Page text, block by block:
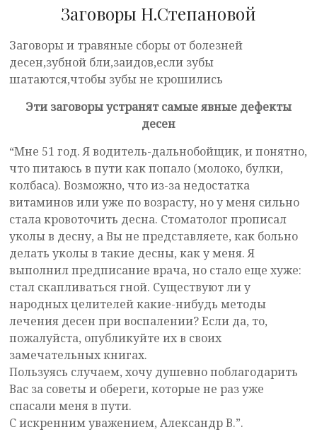
Заговоры Н.Степановой
Заговоры и травяные сборы от болезней
десен,зубной бли,заидов,если зубы
шатаются,чтобы зубы не крошились
Эти заговоры устранят самые явные дефекты
десен
“Мне 51 год. Я водитель-дальнобойщик, и понятно,
что питаюсь в пути как попало (молоко, булки,
колбаса). Возможно, что из-за недостатка
витаминов или уже по возрасту, но у меня сильно
стала кровоточить десна. Стоматолог прописал
уколы в десну, а Вы не представляете, как больно
делать уколы в такие десны, как у меня. Я
выполнил предписание врача, но стало еще хуже:
стал скапливаться гной. Существуют ли у
народных целителей какие-нибудь методы
лечения десен при воспалении? Если да, то,
пожалуйста, опубликуйте их в своих
замечательных книгах.
Пользуясь случаем, хочу душевно поблагодарить
Вас за советы и обереги, которые не раз уже
спасали меня в пути.
С искренним уважением, Александр В.”.